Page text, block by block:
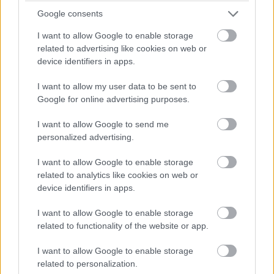
Google consents
I want to allow Google to enable storage
related to advertising like cookies on web or
device identifiers in apps.
I want to allow my user data to be sent to
Google for online advertising purposes.
I want to allow Google to send me
personalized advertising.
I want to allow Google to enable storage
related to analytics like cookies on web or
device identifiers in apps.
I want to allow Google to enable storage
related to functionality of the website or app.
I want to allow Google to enable storage
related to personalization.
A mesterséges intelligencia térhódítása
megállíthatatlannak tűnik.
Miközben egyre több kritika éri a mesterséges
intelligenciát, a felhasználók számában ennek egyelőre
kevés nyoma látszik. A piackutató
Sensor Tower
becslése szerint a ChatGPT májusban elérte az
egymilliárd havi aktív felhasználót, ezzel pedig minden
idők leggyorsabban növekvő alkalmazásai közé
emelkedett. Az eredmény különösen figyelemre méltó
nagyjából három és fél évvel a 2022 novemberi indulása
után lépte át ezt a mérföldkövet. A Sensor Tower szerint
ezzel a ChatGPT még a Google Térkép korábbi rekordját
is megdöntötte, amelynek körülbelül öt évre volt